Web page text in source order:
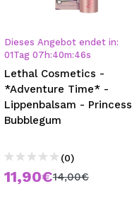
Dieses Angebot endet in:
01Tag 07 h:40m:46s
Lethal Cosmetics -
*Adventure Time* -
Lippenbalsam - Princess
Bubblegum
(0)
11,90€14,00€